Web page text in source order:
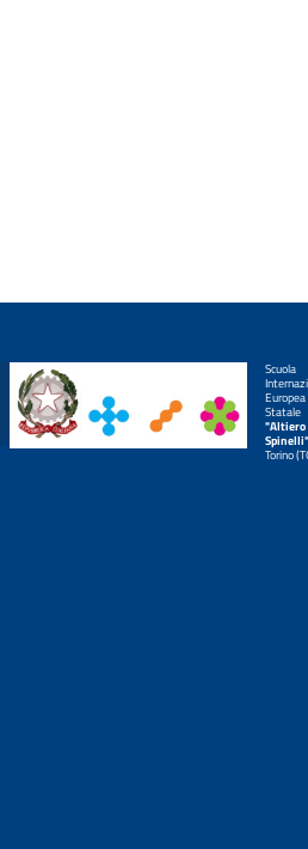
Scuola
Europea
Statale
"Altiero
Torino